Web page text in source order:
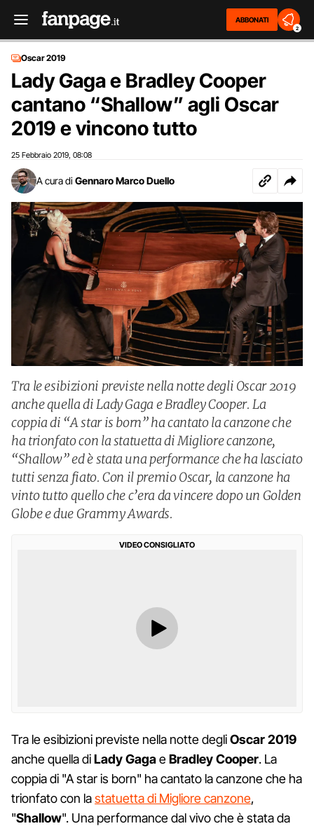
ABBONATI
2
Oscar 2019
Lady Gaga e Bradley Cooper
cantano “Shallow” agli Oscar
2019 e vincono tutto
25 Febbraio 2019 08:08
A cura di Gennaro Marco Duello
Tra le esibizioni previste nella notte degli Oscar 2019
anche quella di Lady Gaga e Bradley Cooper. La
coppia di “A star is born” ha cantato la canzone che
ha trionfato con la statuetta di Migliore canzone,
“Shallow” ed è stata una performance che ha lasciato
tutti senza fiato. Con il premio Oscar, la canzone ha
vinto tutto quello che c’era da vincere dopo un Golden
Globe e due Grammy Awards.
VIDEO CONSIGLIATO
Tra le esibizioni previste nella notte degliOscar2019
anche quella diLadyGagaeBradleyCooper. La
coppia di "A star is born" ha cantato la canzone che ha
trionfato con lastatuetta di Migliore canzone,
"Shallow". Una performance dal vivo che è stata da